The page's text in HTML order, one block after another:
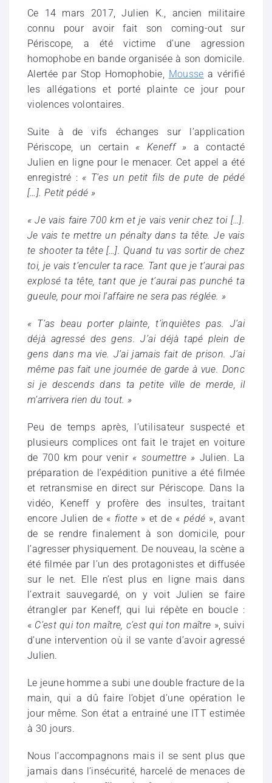
Ce 14 mars 2017, Julien K., ancien militaire
connu pour avoir fait son coming-out sur
Périscope, a été victime d’une agression
homophobe en bande organisée à son domicile.
Alertée par Stop Homophobie, Mousse a vérifié
les allégations et porté plainte ce jour pour
violences volontaires.
Suite à de vifs échanges sur l’application
Périscope, un certain « Keneff » a contacté
Julien en ligne pour le menacer. Cet appel a été
enregistré : « T’es un petit fils de pute de pédé
[…]. Petit pédé »
« Je vais faire 700 km et je vais venir chez toi […].
Je vais te mettre un pénalty dans ta tête. Je vais
te shooter ta tête […]. Quand tu vas sortir de chez
toi, je vais t’enculer ta race. Tant que je t’aurai pas
explosé ta tête, tant que je t’aurai pas punché ta
gueule, pour moi l’affaire ne sera pas réglée. »
« T’as beau porter plainte, t’inquiètes pas. J’ai
déjà agressé des gens. J’ai déjà tapé plein de
gens dans ma vie. J’ai jamais fait de prison. J’ai
même pas fait une journée de garde à vue. Donc
si je descends dans ta petite ville de merde, il
m’arrivera rien du tout. »
Peu de temps après, l’utilisateur suspecté et
plusieurs complices ont fait le trajet en voiture
de 700 km pour venir « soumettre » Julien. La
préparation de l’expédition punitive a été filmée
et retransmise en direct sur Périscope. Dans la
vidéo, Keneff y profère des insultes, traitant
encore Julien de « fiotte » et de « pédé », avant
de se rendre finalement à son domicile, pour
l’agresser physiquement. De nouveau, la scène a
été filmée par l’un des protagonistes et diffusée
sur le net. Elle n’est plus en ligne mais dans
l’extrait sauvegardé, on y voit Julien se faire
étrangler par Keneff, qui lui répète en boucle :
« C’est qui ton maître, c’est qui ton maître », suivi
d’une intervention où il se vante d’avoir agressé
Julien.
Le jeune homme a subi une double fracture de la
main, qui a dû faire l’objet d’une opération le
jour même. Son état a entrainé une ITT estimée
à 30 jours.
Nous l’accompagnons mais il se sent plus que
jamais dans l’insécurité, harcelé de menaces de